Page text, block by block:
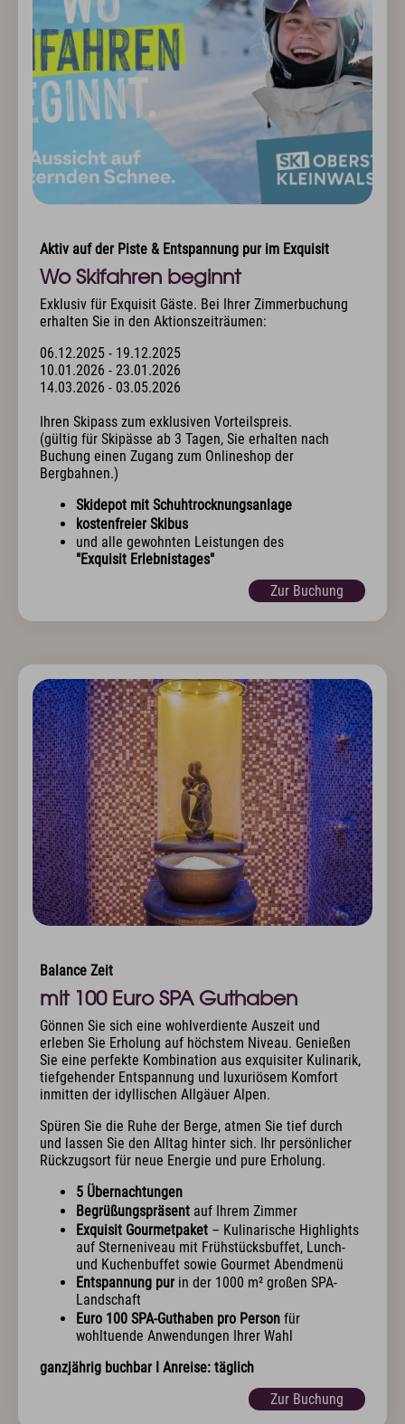
Aktiv auf der Piste & Entspannung pur im Exquisit
Wo Skifahren beginnt
Exklusiv für Exquisit Gäste. Bei Ihrer Zimmerbuchung
erhalten Sie in den Aktionszeiträumen:
06.12.2025 - 19.12.2025
10.01.2026 - 23.01.2026
14.03.2026 - 03.05.2026
Ihren Skipass zum exklusiven Vorteilspreis.
(gültig für Skipässe ab 3 Tagen, Sie erhalten nach
Buchung einen Zugang zum Onlineshop der
Bergbahnen.)
Skidepot mit Schuhtrocknungsanlage
kostenfreier Skibus
und alle gewohnten Leistungen des
"Exquisit Erlebnistages"
Zur Buchung
Balance Zeit
mit 100 Euro SPA Guthaben
Gönnen Sie sich eine wohlverdiente Auszeit und
erleben Sie Erholung auf höchstem Niveau. Genießen
Sie eine perfekte Kombination aus exquisiter Kulinarik,
tiefgehender Entspannung und luxuriösem Komfort
inmitten der idyllischen Allgäuer Alpen.
Spüren Sie die Ruhe der Berge, atmen Sie tief durch
und lassen Sie den Alltag hinter sich. Ihr persönlicher
Rückzugsort für neue Energie und pure Erholung.
5 Übernachtungen
Begrüßungspräsent auf Ihrem Zimmer
Exquisit Gourmetpaket – Kulinarische Highlights
auf Sterneniveau mit Frühstücksbuffet, Lunch-
und Kuchenbuffet sowie Gourmet Abendmenü
Entspannung purin der 1000 m² großen SPA-
Landschaft
Euro 100 SPA-Guthaben pro Person für
wohltuende Anwendungen Ihrer Wahl
ganzjährig buchbar I Anreise: täglich
Zur Buchung